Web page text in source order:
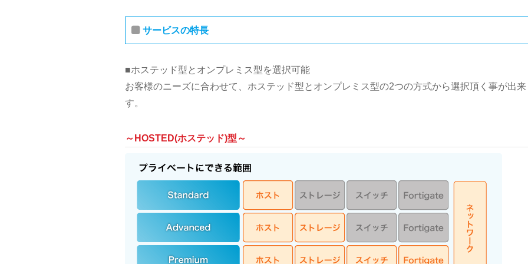
サービスの特長
■ホステッド型とオンプレミス型を選択可能
お客様のニーズに合わせて、ホステッド型とオンプレミス型の2つの方式から選択頂く事が出来
す。
～HOSTED(ホステッド)型～